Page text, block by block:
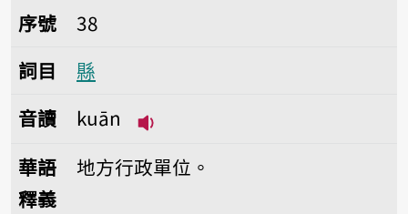
序號38縣
序號
38
詞目
縣
音讀
kuān
華語
釋義
地方行政單位。